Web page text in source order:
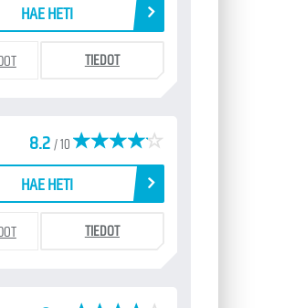
HAE HETI
TIEDOT
8.2/ 10
HAE HETI
TIEDOT